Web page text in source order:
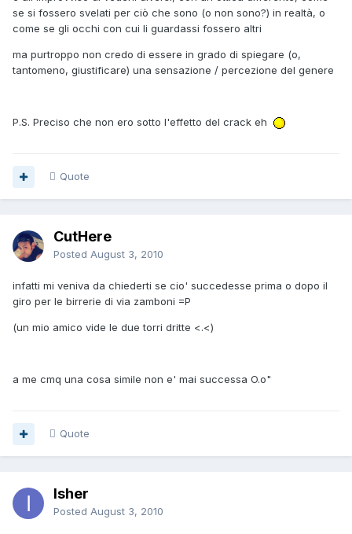
se si fossero svelati per ciò che sono (o non sono?) in realtà, o
come se gli occhi con cui li guardassi fossero altri
ma purtroppo non credo di essere in grado di spiegare (o,
tantomeno, giustificare) una sensazione / percezione del genere
P.S. Preciso che non ero sotto l'effetto del crack eh
Quote
CutHere
Posted August 3, 2010
infatti mi veniva da chiederti se cio' succedesse prima o dopo il
giro per le birrerie di via zamboni =P
(un mio amico vide le due torri dritte <.<)
a me cmq una cosa simile non e' mai successa O.o"
Quote
Isher
Posted August 3, 2010